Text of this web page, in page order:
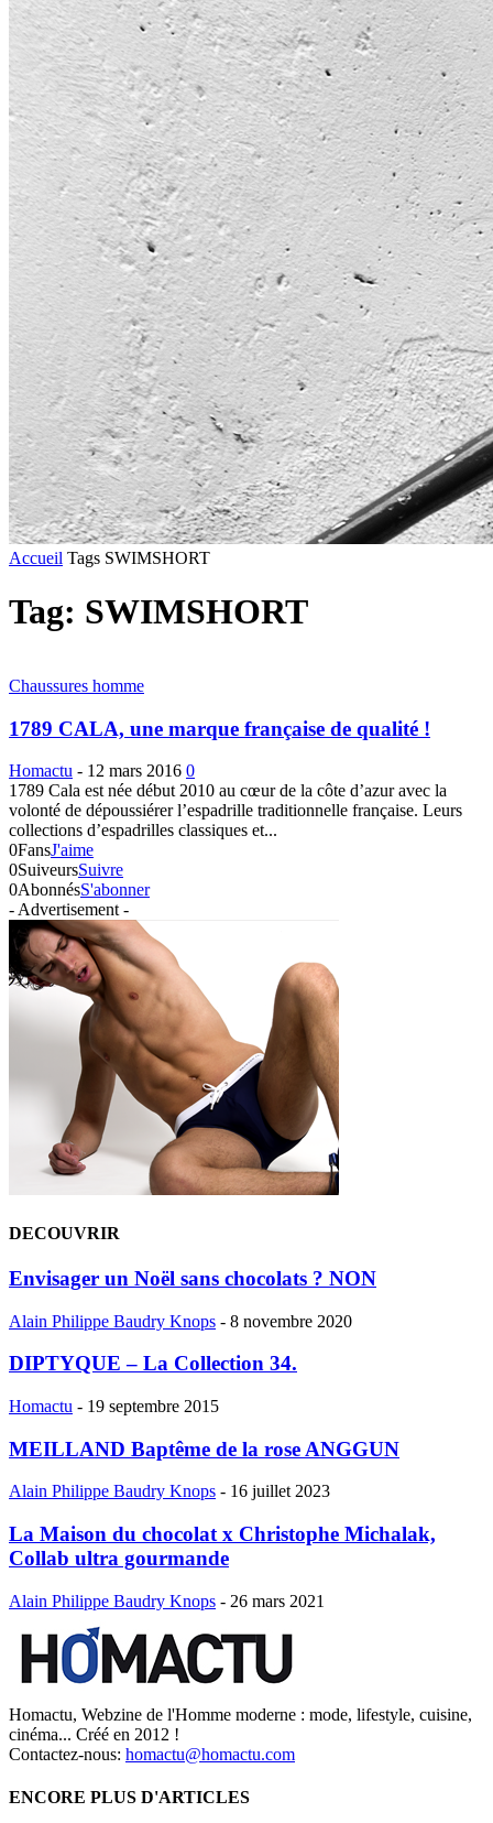
Accueil Tags SWIMSHORT
Tag: SWIMSHORT
Chaussures homme
1789 CALA, une marque française de qualité !
Homactu - 12 mars 2016 0
1789 Cala est née début 2010 au cœur de la côte d’azur avec la
volonté de dépoussiérer l’espadrille traditionnelle française. Leurs
collections d’espadrilles classiques et...
0FansJ'aime
0SuiveursSuivre
0AbonnésS'abonner
- Advertisement -
DECOUVRIR
Envisager un Noël sans chocolats ? NON
Alain Philippe Baudry Knops - 8 novembre 2020
DIPTYQUE – La Collection 34.
Homactu - 19 septembre 2015
MEILLAND Baptême de la rose ANGGUN
Alain Philippe Baudry Knops - 16 juillet 2023
La Maison du chocolat x Christophe Michalak,
Collab ultra gourmande
Alain Philippe Baudry Knops - 26 mars 2021
Homactu, Webzine de l'Homme moderne : mode, lifestyle, cuisine,
cinéma... Créé en 2012 !
Contactez-nous: homactu@homactu.com
ENCORE PLUS D'ARTICLES